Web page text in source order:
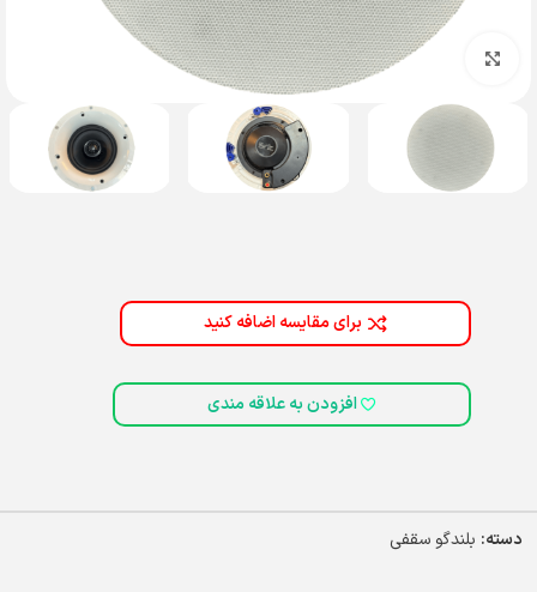
بزرگنمایی تصویر
برای مقایسه اضافه کنید
افزودن به علاقه مندی
دسته: بلندگو سقفی